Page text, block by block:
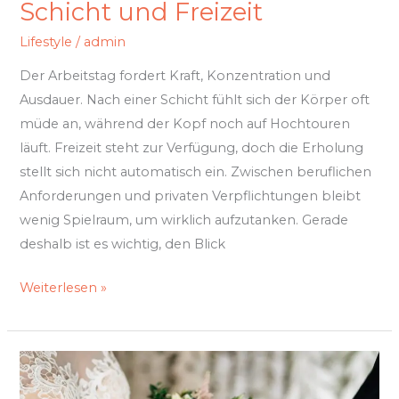
Schicht und Freizeit
Lifestyle / admin
Der Arbeitstag fordert Kraft, Konzentration und
Ausdauer. Nach einer Schicht fühlt sich der Körper oft
müde an, während der Kopf noch auf Hochtouren
läuft. Freizeit steht zur Verfügung, doch die Erholung
stellt sich nicht automatisch ein. Zwischen beruflichen
Anforderungen und privaten Verpflichtungen bleibt
wenig Spielraum, um wirklich aufzutanken. Gerade
deshalb ist es wichtig, den Blick
Weiterlesen »
Die
perfekte